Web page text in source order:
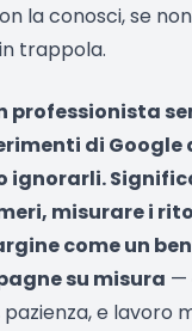
la conosci, se
trappola.
professionista
di Google
ignorarli.
misurare i
come un
su misura —
e lavoro